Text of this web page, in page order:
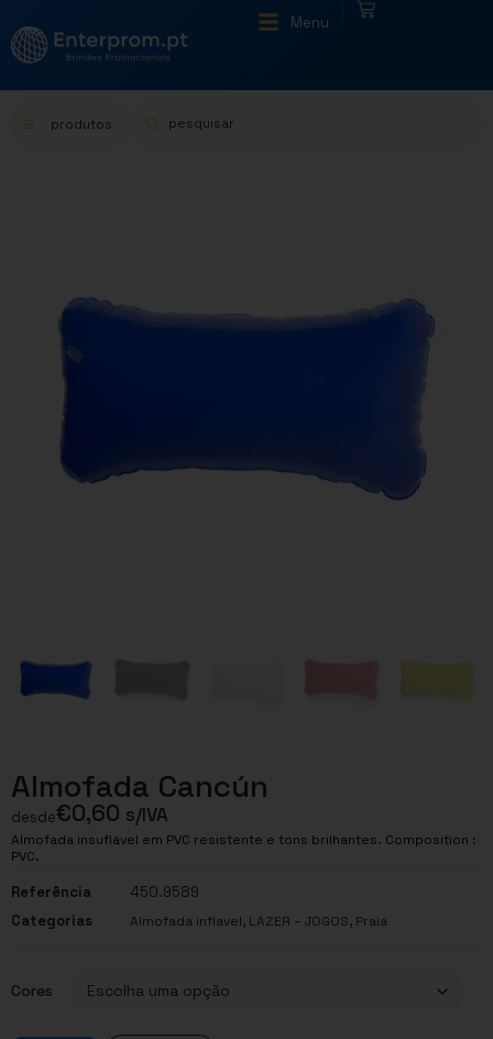
Menu
produtos
Almofada Cancún
desde€0,60 s/IVA
Almofada insuflável em PVC resistente e tons brilhantes. Composition :
PVC.
Referência
450.9589
Categorias
Almofada inflavel, LAZER – JOGOS, Praia
Cores